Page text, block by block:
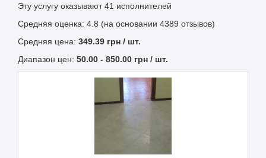
Эту услугу оказывают41 исполнителей
Средняя оценка: 4.8 (на основании 4389 отзывов)
Средняя цена: 349.39 грн / шт.
Диапазон цен: 50.00 - 850.00 грн / шт.